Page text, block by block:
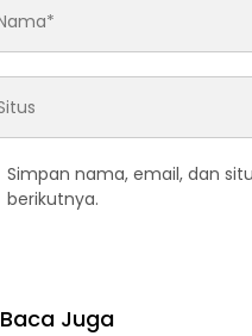
Simpan nama, email, dan
berikutnya.
Baca Juga